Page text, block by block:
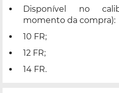
Disponível no
momento da compra):
10 FR;
12 FR;
14 FR.